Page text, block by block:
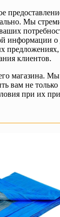
Мы
информации
предложениях,
клиентов.
магазина.
вам не только
при их